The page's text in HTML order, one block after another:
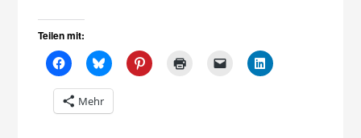
Teilen mit:
Mehr